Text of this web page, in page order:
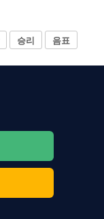
승리 음표